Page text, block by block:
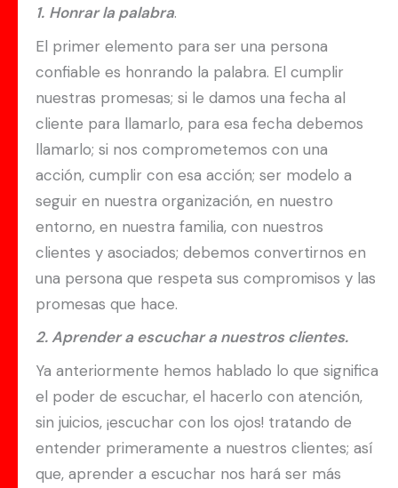
1. Honrar la palabra.
El primer elemento para ser una persona
confiable es honrando la palabra. El cumplir
nuestras promesas; si le damos una fecha al
cliente para llamarlo, para esa fecha debemos
llamarlo; si nos comprometemos con una
acción, cumplir con esa acción; ser modelo a
seguir en nuestra organización, en nuestro
entorno, en nuestra familia, con nuestros
clientes y asociados; debemos convertirnos en
una persona que respeta sus compromisos y las
promesas que hace.
2. Aprender a escuchar a nuestros clientes.
Ya anteriormente hemos hablado lo que significa
el poder de escuchar, el hacerlo con atención,
sin juicios, ¡escuchar con los ojos! tratando de
entender primeramente a nuestros clientes; así
que, aprender a escuchar nos hará ser más